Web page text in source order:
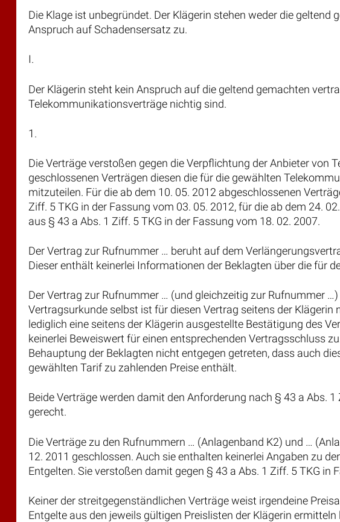
Die Klage ist unbegründet. Der Klägerin stehen weder die
Anspruch auf Schadensersatz zu.
I.
Der Klägerin steht kein Anspruch auf die geltend gemachten
Telekommunikationsverträge nichtig sind.
1.
Die Verträge verstoßen gegen die Verpflichtung der Anbieter von
geschlossenen Verträgen diesen die für die gewählten
mitzuteilen. Für die ab dem 10. 05. 2012 abgeschlossenen
Ziff. 5 TKG in der Fassung vom 03. 05. 2012, für die ab dem 24.
aus § 43 a Abs. 1 Ziff. 5 TKG in der Fassung vom 18. 02. 2007.
Der Vertrag zur Rufnummer … beruht auf dem
Dieser enthält keinerlei Informationen der Beklagten über die für
Der Vertrag zur Rufnummer … (und gleichzeitig zur Rufnummer
Vertragsurkunde selbst ist für diesen Vertrag seitens der
lediglich eine seitens der Klägerin ausgestellte Bestätigung des
keinerlei Beweiswert für einen entsprechenden Vertragsschluss
Behauptung der Beklagten nicht entgegen getreten, dass auch
gewählten Tarif zu zahlenden Preise enthält.
Beide Verträge werden damit den Anforderung nach § 43 a Abs.
gerecht.
Die Verträge zu den Rufnummern … (Anlagenband K2) und …
12. 2011 geschlossen. Auch sie enthalten keinerlei Angaben zu
Entgelten. Sie verstoßen damit gegen § 43 a Abs. 1 Ziff. 5 TKG in
Keiner der streitgegenständlichen Verträge weist irgendeine
Entgelte aus den jeweils gültigen Preislisten der Klägerin